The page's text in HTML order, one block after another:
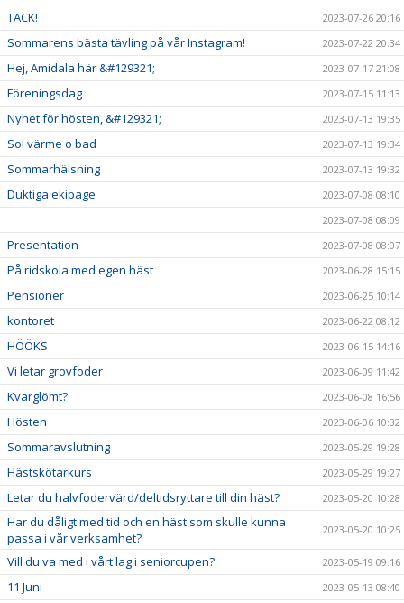
TACK! 2023-07-26 20:16
Sommarens bästa tävling på vår Instagram! 2023-07-22 20:34
Hej, Amidala här &#129321; 2023-07-17 21:08
Föreningsdag 2023-07-15 11:13
Nyhet för hösten, &#129321; 2023-07-13 19:35
Sol värme o bad 2023-07-13 19:34
Sommarhälsning 2023-07-13 19:32
Duktiga ekipage
2023-07-08 08:10
2023-07-08 08:09
Presentation 2023-07-08 08:07
På ridskola med egen häst 2023-06-28 15:15
Pensioner 2023-06-25 10:14
kontoret 2023-06-22 08:12
HÖÖKS 2023-06-15 14:16
Vi letar grovfoder 2023-06-09 11:42
Kvarglömt? 2023-06-08 16:56
Hösten 2023-06-06 10:32
Sommaravslutning 2023-05-29 19:28
Hästskötarkurs 2023-05-29 19:27
Letar du halvfodervärd/deltidsryttare till din häst? 2023-05-20 10:28
Har du dåligt med tid och en häst som skulle kunna
passa i vår verksamhet?
2023-05-20 10:25
Vill du va med i vårt lag i seniorcupen? 2023-05-19 09:16
11 Juni 2023-05-13 08:40